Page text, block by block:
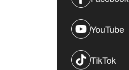
YouTube
TikTok